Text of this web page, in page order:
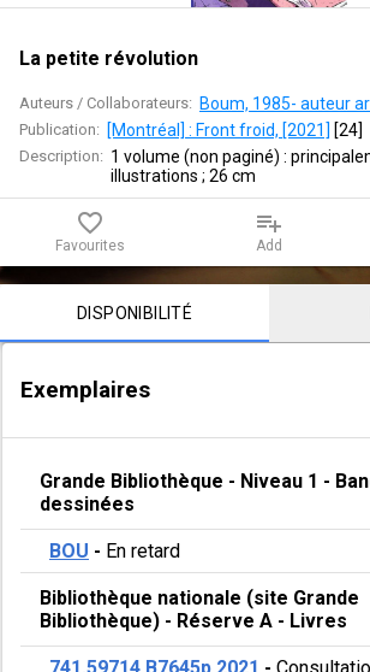
La petite révolution
Auteurs / Collaborateurs: Boum, 1985- auteur
Publication: [Montréal] : Front froid, [2021] [24]
Description: 1 volume (non paginé) :
illustrations ; 26 cm
favorite_border
Favourites
playlist_add
Add
Notice content
DISPONIBILITÉ
Exemplaires
Grande Bibliothèque - Niveau 1 -
dessinées
BOU - En retard
Bibliothèque nationale (site Grande
Bibliothèque) - Réserve A - Livres